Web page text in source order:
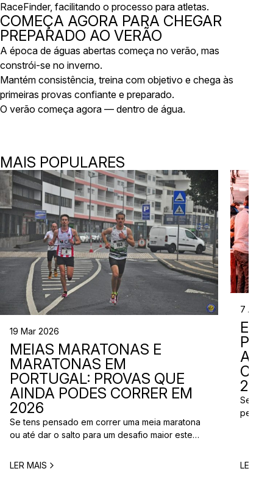
RaceFinder, facilitando o processo para atletas.
COMEÇA AGORA PARA CHEGAR
PREPARADO AO VERÃO
A época de águas abertas começa no verão, mas
constrói-se no inverno.
Mantém consistência, treina com objetivo e chega às
primeiras provas confiante e preparado.
O verão começa agora — dentro de água.
MAIS POPULARES
19 Mar 2026
MEIAS MARATONAS E
MARATONAS EM
PORTUGAL: PROVAS QUE
AINDA PODES CORRER EM
2026
Se tens pensado em correr uma meia maratona
ou até dar o salto para um desafio maior este
planear. Entre a primavera e o verão, o
LER MAIS
7 Abr
Se
perto
LER